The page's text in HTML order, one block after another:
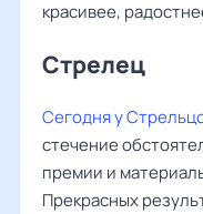
красивее,
Стрелец
Сегодня у
стечение
премии и
Прекрасных